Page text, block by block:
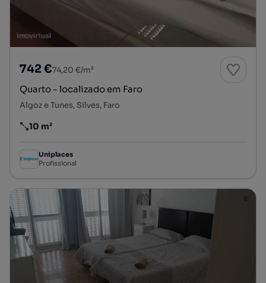
742 €74,20 €/m²
Quarto - localizado em Faro
Algoz e Tunes, Silves, Faro
Preço por metro quadrado
10 m²
Uniplaces
Profissional